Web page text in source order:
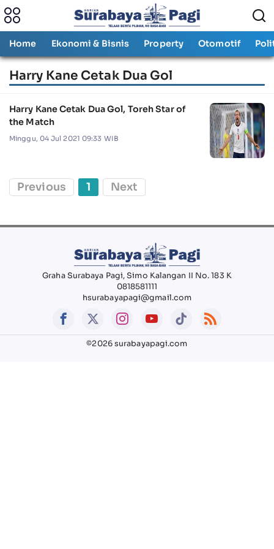
Home Ekonomi & Bisnis Property Otomotif
Harry Kane Cetak Dua Gol
Harry Kane Cetak Dua Gol, Toreh Star of
the Match
Minggu, 04 Jul 2021 09:33 WIB
Previous 1 Next
Graha Surabaya Pagi, Simo Kalangan II No. 183 K
0818581111
hsurabayapagi@gmail.com
©2026 surabayapagi.com